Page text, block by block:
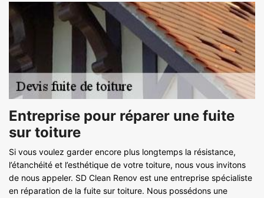
Entreprise pour réparer une fuite
sur toiture
Si vous voulez garder encore plus longtemps la résistance,
l’étanchéité et l’esthétique de votre toiture, nous vous invitons
de nous appeler. SD Clean Renov est une entreprise spécialiste
en réparation de la fuite sur toiture. Nous possédons une